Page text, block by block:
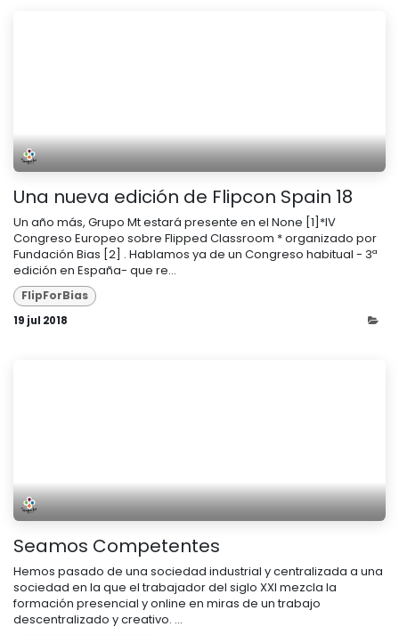
Una nueva edición de Flipcon Spain 18
Un año más, Grupo Mt estará presente en el None [1]*IV
Congreso Europeo sobre Flipped Classroom * organizado por
Fundación Bias [2] . Hablamos ya de un Congreso habitual - 3ª
edición en España- que re...
FlipForBias
19 jul 2018
Seamos Competentes
Hemos pasado de una sociedad industrial y centralizada a una
sociedad en la que el trabajador del siglo XXI mezcla la
formación presencial y online en miras de un trabajo
descentralizado y creativo. ...